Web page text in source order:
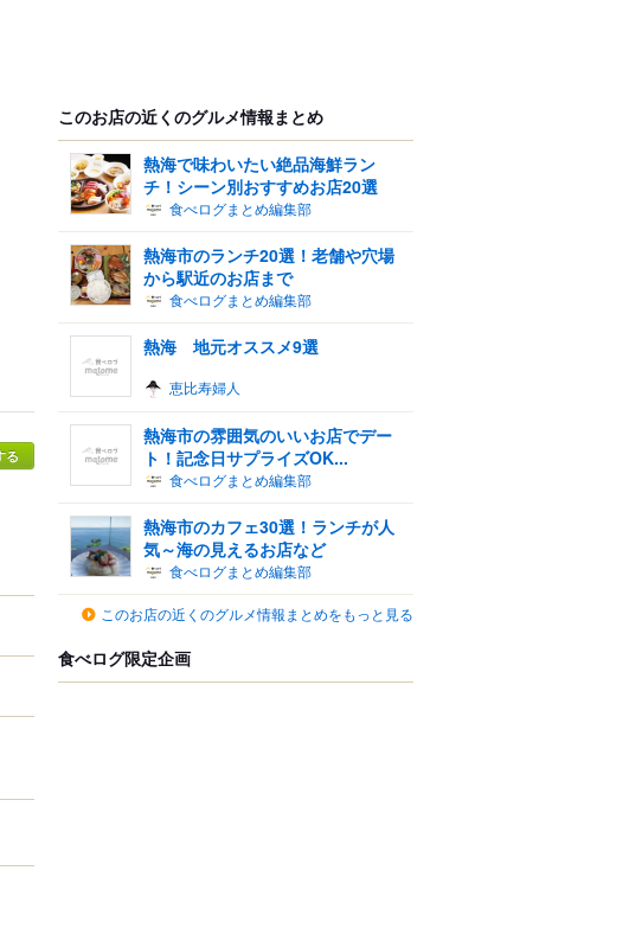
このお店の近くのグルメ情報まとめ
熱海で味わいたい絶品海鮮ラン
チ！シーン別おすすめお店20選
食べログまとめ編集部
熱海市のランチ20選！老舗や穴場
から駅近のお店まで
食べログまとめ編集部
熱海 地元オススメ9選
恵比寿婦人
熱海市の雰囲気のいいお店でデー
ト！記念日サプライズOK...
食べログまとめ編集部
熱海市のカフェ30選！ランチが人
気～海の見えるお店など
食べログまとめ編集部
このお店の近くのグルメ情報まとめをもっと見る
食べログ限定企画